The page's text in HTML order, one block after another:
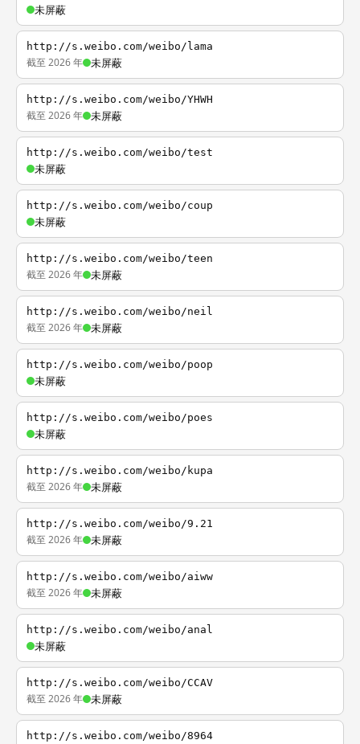
未屏蔽
http://s.weibo.com/weibo/lama
截至 2026 年 未屏蔽
http://s.weibo.com/weibo/YHWH
截至 2026 年 未屏蔽
http://s.weibo.com/weibo/test
未屏蔽
http://s.weibo.com/weibo/coup
未屏蔽
http://s.weibo.com/weibo/teen
截至 2026 年 未屏蔽
http://s.weibo.com/weibo/neil
截至 2026 年 未屏蔽
http://s.weibo.com/weibo/poop
未屏蔽
http://s.weibo.com/weibo/poes
未屏蔽
http://s.weibo.com/weibo/kupa
截至 2026 年 未屏蔽
http://s.weibo.com/weibo/9.21
截至 2026 年 未屏蔽
http://s.weibo.com/weibo/aiww
截至 2026 年 未屏蔽
http://s.weibo.com/weibo/anal
未屏蔽
http://s.weibo.com/weibo/CCAV
截至 2026 年 未屏蔽
http://s.weibo.com/weibo/8964